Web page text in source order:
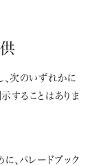
次のいずれかに
することはありま
、パレードブック